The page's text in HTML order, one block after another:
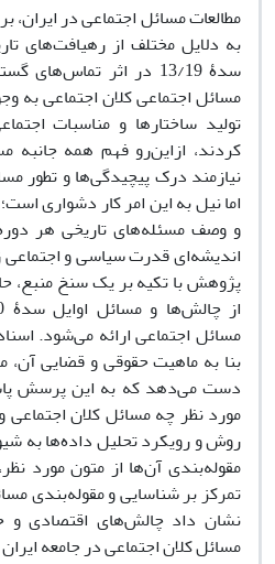
مطالعات مسائل اجتماعی در ایران،
به دلایل مختلف از رهیافت‌های
سدۀ 13/19 در اثر
مسائل اجتماعی کلان اجتماعی به
تولید ساختارها و مناسبات
کردند، ازاین‌رو فهم همه جانبه
نیازمند درک پیچیدگی‌ها و تطور
اما نیل به این امر کار دشواری
و وصف مسئله‌های تاریخی هر
اندیشه‌ای قدرت سیاسی و اجتماعی
پژوهش با تکیه بر یک سنخ منبع،
مسائل اجتماعی ارائه می‌شود.
بنا به ماهیت حقوقی و قضایی آن،
دست می‌دهد که به این پرسش
مورد نظر چه مسائل کلان
روش و رویکرد تحلیل داده‌ها به
مقوله‌بندی آن‌ها از متون مورد
تمرکز بر شناسایی و مقوله‌بندی
نشان داد چالش‌های اقتصادی و
مسائل کلان اجتماعی در جامعه ایران در